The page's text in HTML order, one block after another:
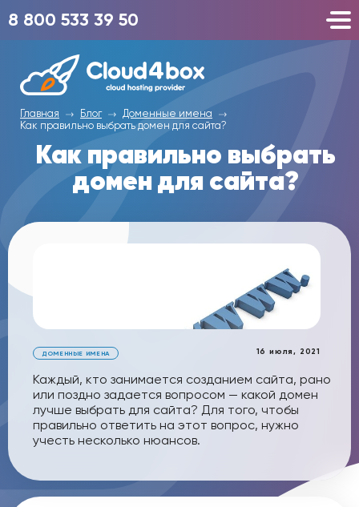
8 800 533 39 50
Главная Блог
Доменные имена
Как правильно выбрать домен для сайта?
Как правильно выбрать
домен для сайта?
16 июля, 2021
ДОМЕННЫЕ ИМЕНА
Каждый, кто занимается созданием сайта, рано
или поздно задается вопросом — какой домен
лучше выбрать для сайта? Для того, чтобы
правильно ответить на этот вопрос, нужно
учесть несколько нюансов.